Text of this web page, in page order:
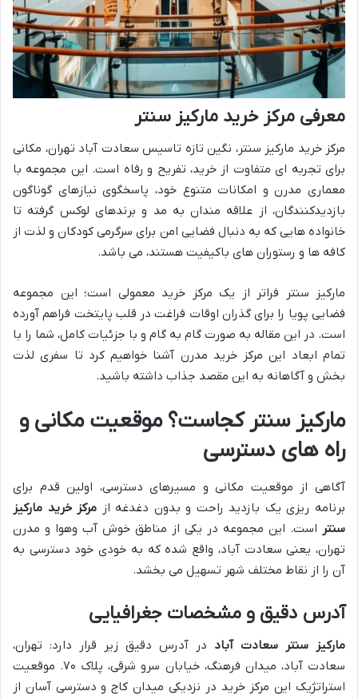
معرفی مرکز خرید مارکیز سنتر
مرکز خرید مارکیز سنتر، نگین تازه تاسیس سعادت آباد تهران، مکانی
برای تجربه ای متفاوت از خرید، تفریح و رفاه است. این مجموعه با
معماری مدرن و امکانات متنوع خود، پاسخگوی نیازهای گوناگون
بازدیدکنندگان، از علاقه مندان به مد و برندهای لوکس گرفته تا
خانواده هایی که به دنبال فضایی امن برای سرگرمی کودکان و لذت از
کافه ها و رستوران های باکیفیت هستند، می باشد.
مارکیز سنتر فراتر از یک مرکز خرید معمولی است؛ این مجموعه
فضایی پویا را برای گذران اوقات فراغت در قلب پایتخت فراهم آورده
است. در این مقاله به صورت گام به گام و با جزئیات کامل، شما را با
تمام ابعاد این مرکز خرید مدرن آشنا خواهیم کرد تا سفری لذت
بخش و آگاهانه به این مقصد جذاب داشته باشید.
مارکیز سنتر کجاست؟ موقعیت مکانی و
راه های دسترسی
آگاهی از موقعیت مکانی و مسیرهای دسترسی، اولین قدم برای
برنامه ریزی یک بازدید راحت و بدون دغدغه از مرکز خرید مارکیز
سنتر است. این مجموعه در یکی از مناطق خوش آب وهوا و مدرن
تهران، یعنی سعادت آباد، واقع شده که به خودی خود دسترسی به
آن را از نقاط مختلف شهر تسهیل می بخشد.
آدرس دقیق و مشخصات جغرافیایی
مارکیز سنتر سعادت آباد در آدرس دقیق زیر قرار دارد: تهران،
سعادت آباد، میدان فرهنگ، خیابان سرو شرقی، پلاک ۷۰. موقعیت
استراتژیک این مرکز خرید در نزدیکی میدان کاج و دسترسی آسان از